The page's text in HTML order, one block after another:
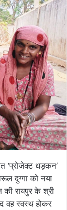
‘प्रोजेक्ट धड़कन’
दुग्गा को नया
रायपुर के श्री
वह स्वस्थ होकर